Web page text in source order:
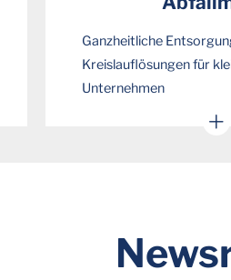
Ganzheitliche
Kreislauflösungen für
Unternehmen
Minimieren Sie Ihren
JETZT